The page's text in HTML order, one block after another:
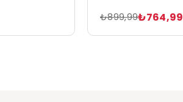
₺764,99
₺899,99